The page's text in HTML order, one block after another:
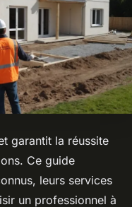
garantit la réussite
Ce guide
leurs services
un professionnel à